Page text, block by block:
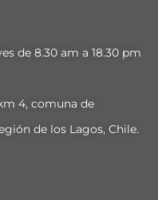
de 8.30 am a 18.30 pm
4, comuna de
de los Lagos, Chile.